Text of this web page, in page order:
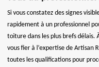
Si vous constatez des signes
rapidement à un professionnel
toiture dans les plus brefs délais.
vous fier à l’expertise de Artisan
toutes les qualifications pour